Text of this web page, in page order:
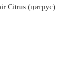
Citrus (цитрус)